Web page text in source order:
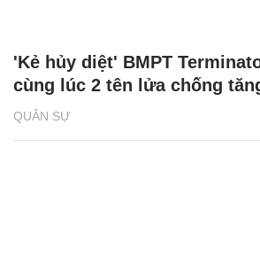
QUÂN SỰ
'Kẻ hủy diệt' BMPT
cùng lúc 2 tên lửa chống